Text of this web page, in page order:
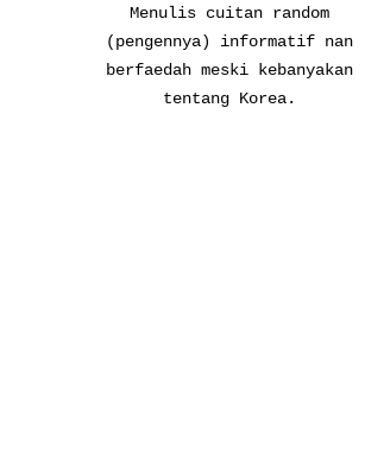
Menulis cuitan random
(pengennya) informatif nan
berfaedah meski kebanyakan
tentang Korea.